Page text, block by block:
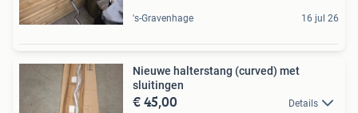
's-Gravenhage 16 jul 26
Nieuwe halterstang (curved) met
sluitingen
€ 45,00 Details